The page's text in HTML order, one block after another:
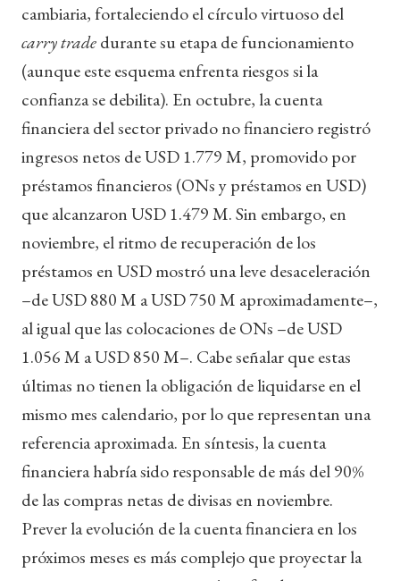
cambiaria, fortaleciendo el círculo virtuoso del
carry tradedurante su etapa de funcionamiento
(aunque este esquema enfrenta riesgos si la
confianza se debilita). En octubre, la cuenta
financiera del sector privado no financiero registró
ingresos netos de USD 1.779 M, promovido por
préstamos financieros (ONs y préstamos en USD)
que alcanzaron USD 1.479 M. Sin embargo, en
noviembre, el ritmo de recuperación de los
préstamos en USD mostró una leve desaceleración
–de USD 880 M a USD 750 M aproximadamente–,
al igual que las colocaciones de ONs –de USD
1.056 M a USD 850 M–. Cabe señalar que estas
últimas no tienen la obligación de liquidarse en el
mismo mes calendario, por lo que representan una
referencia aproximada. En síntesis, la cuenta
financiera habría sido responsable de más del 90%
de las compras netas de divisas en noviembre.
Prever la evolución de la cuenta financiera en los
próximos meses es más complejo que proyectar la